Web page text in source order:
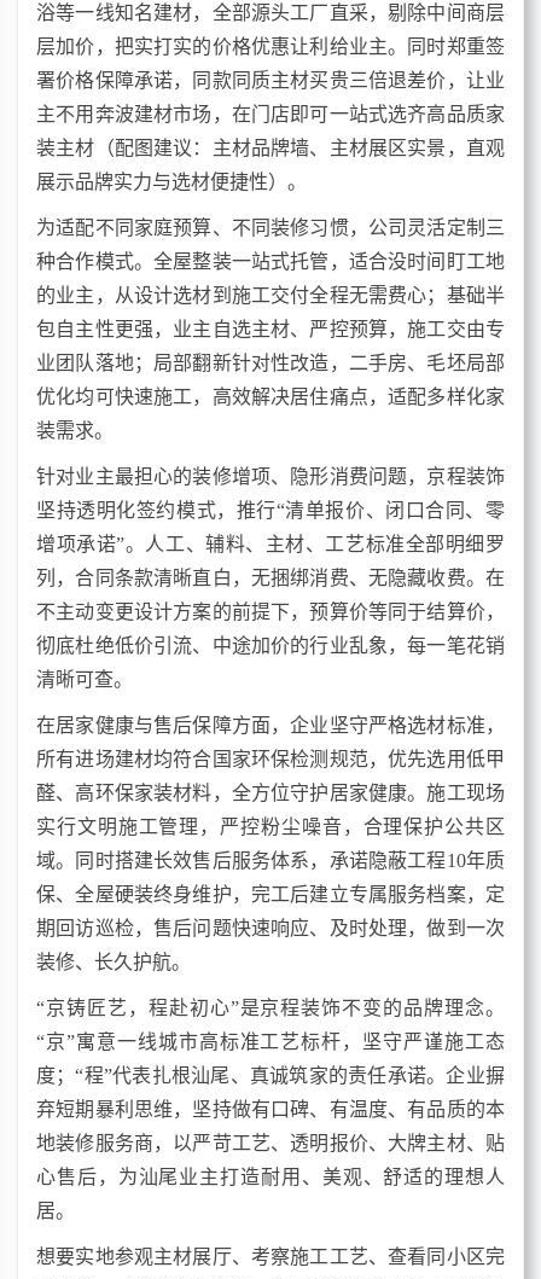
浴等一线知名建材，全部源头工厂直采，剔除中间商层
层加价，把实打实的价格优惠让利给业主。同时郑重签
署价格保障承诺，同款同质主材买贵三倍退差价，让业
主不用奔波建材市场，在门店即可一站式选齐高品质家
装主材（配图建议：主材品牌墙、主材展区实景，直观
展示品牌实力与选材便捷性）。
为适配不同家庭预算、不同装修习惯，公司灵活定制三
种合作模式。全屋整装一站式托管，适合没时间盯工地
的业主，从设计选材到施工交付全程无需费心；基础半
包自主性更强，业主自选主材、严控预算，施工交由专
业团队落地；局部翻新针对性改造，二手房、毛坯局部
优化均可快速施工，高效解决居住痛点，适配多样化家
装需求。
针对业主最担心的装修增项、隐形消费问题，京程装饰
坚持透明化签约模式，推行“清单报价、闭口合同、零
增项承诺”。人工、辅料、主材、工艺标准全部明细罗
列，合同条款清晰直白，无捆绑消费、无隐藏收费。在
不主动变更设计方案的前提下，预算价等同于结算价，
彻底杜绝低价引流、中途加价的行业乱象，每一笔花销
清晰可查。
在居家健康与售后保障方面，企业坚守严格选材标准，
所有进场建材均符合国家环保检测规范，优先选用低甲
醛、高环保家装材料，全方位守护居家健康。施工现场
实行文明施工管理，严控粉尘噪音，合理保护公共区
域。同时搭建长效售后服务体系，承诺隐蔽工程10年质
保、全屋硬装终身维护，完工后建立专属服务档案，定
期回访巡检，售后问题快速响应、及时处理，做到一次
装修、长久护航。
“京铸匠艺，程赴初心”是京程装饰不变的品牌理念。
“京”寓意一线城市高标准工艺标杆，坚守严谨施工态
度；“程”代表扎根汕尾、真诚筑家的责任承诺。企业摒
弃短期暴利思维，坚持做有口碑、有温度、有品质的本
地装修服务商，以严苛工艺、透明报价、大牌主材、贴
心售后，为汕尾业主打造耐用、美观、舒适的理想人
居。
想要实地参观主材展厅、考察施工工艺、查看同小区完